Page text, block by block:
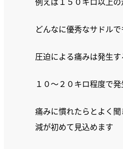
どんなに優秀なサドル
圧迫による痛みは発生す
１０〜２０キロ程度で
痛みに慣れたらとよく
減が初めて見込めます